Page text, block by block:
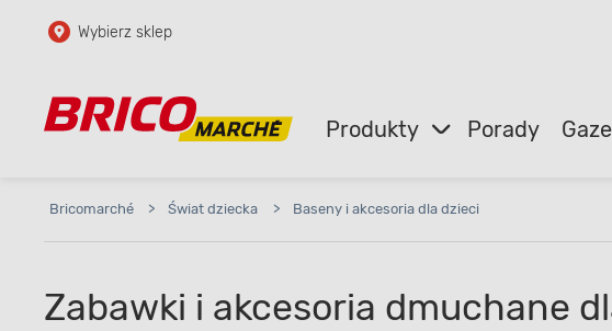
Przejdź do głównej zawartości
Przejdź do wyszukiwarki
Wybierz sklep
Produkty Porady
Bricomarché > Świat dziecka > Baseny i akcesoria dla dzieci
Zabawki i akcesoria dmuchane